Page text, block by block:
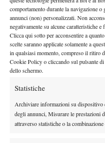
comportamento durante la navigazione
annunci (non) personalizzati. Non
negativamente su alcune caratteristiche e
Clicca qui sotto per acconsentire a
scelte saranno applicate solamente a
in qualsiasi momento, compreso il ritiro
Cookie Policy o cliccando sul pulsante
dello schermo.
Statistiche
Archiviare informazioni su dispositivo
degli annunci, Misurare le prestazioni
attraverso statistiche o la
Esplode Vesely, si rivede Del
16 Aprile 2013
Guido Pietrosanti